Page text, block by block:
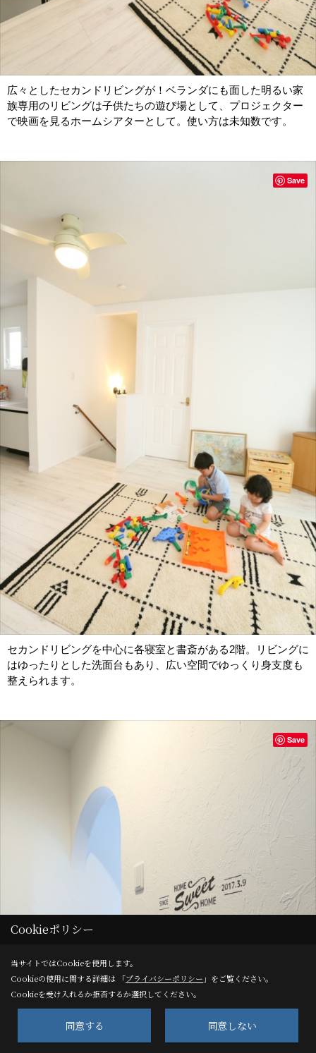
広々としたセカンドリビングが！ベランダにも面した明るい家
族専用のリビングは子供たちの遊び場として、プロジェクター
で映画を見るホームシアターとして。使い方は未知数です。
セカンドリビングを中心に各寝室と書斎がある2階。リビングに
はゆったりとした洗面台もあり、広い空間でゆっくり身支度も
整えられます。
Save
Save
Cookieポリシー
当サイトではCookieを使用します。
Cookieの使用に関する詳細は 「プライバシーポリシー 」をご覧ください。
Cookieを受け入れるか拒否するか選択してください。
同意する 同意しない